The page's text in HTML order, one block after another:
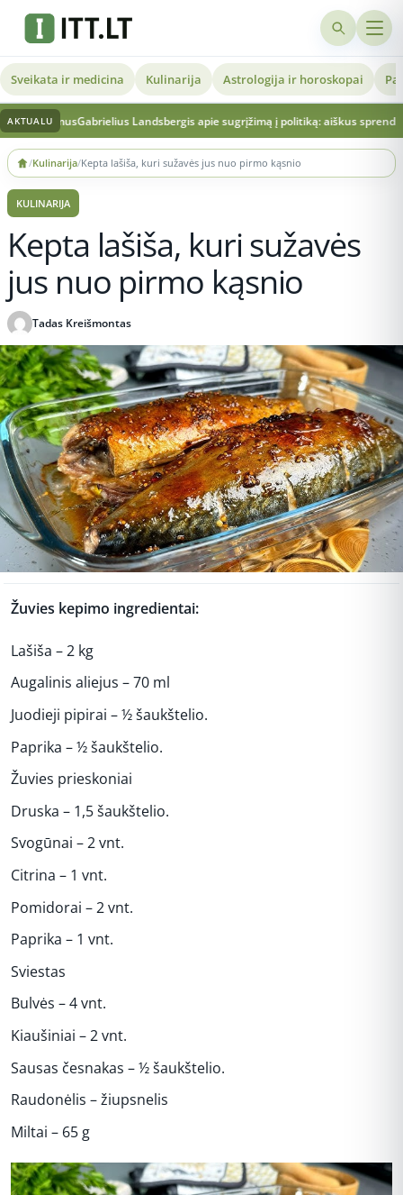
Sveikata ir medicina Kulinarija Astrologija ir horoskopai
AKTUALU
Gabrielius Landsbergis apie sugrįžimą į politiką: aiškus sprendimas ir
Skip
to
content
/Kulinarija/Kepta lašiša, kuri sužavės jus nuo pirmo kąsnio
KULINARIJA
Kepta lašiša, kuri sužavės
jus nuo pirmo kąsnio
Tadas Kreišmontas
Žuvies kepimo ingredientai:
Lašiša – 2 kg
Augalinis aliejus – 70 ml
Juodieji pipirai – ½ šaukštelio.
Paprika – ½ šaukštelio.
Žuvies prieskoniai
Druska – 1,5 šaukštelio.
Svogūnai – 2 vnt.
Citrina – 1 vnt.
Pomidorai – 2 vnt.
Paprika – 1 vnt.
Sviestas
Bulvės – 4 vnt.
Kiaušiniai – 2 vnt.
Sausas česnakas – ½ šaukštelio.
Raudonėlis – žiupsnelis
Miltai – 65 g